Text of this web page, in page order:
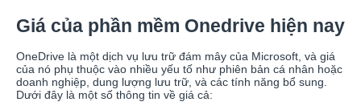
Giá của phần mềm Onedrive hiện nay
OneDrive là một dịch vụ lưu trữ đám mây của Microsoft, và giá
của nó phụ thuộc vào nhiều yếu tố như phiên bản cá nhân hoặc
doanh nghiệp, dung lượng lưu trữ, và các tính năng bổ sung.
Dưới đây là một số thông tin về giá cả: